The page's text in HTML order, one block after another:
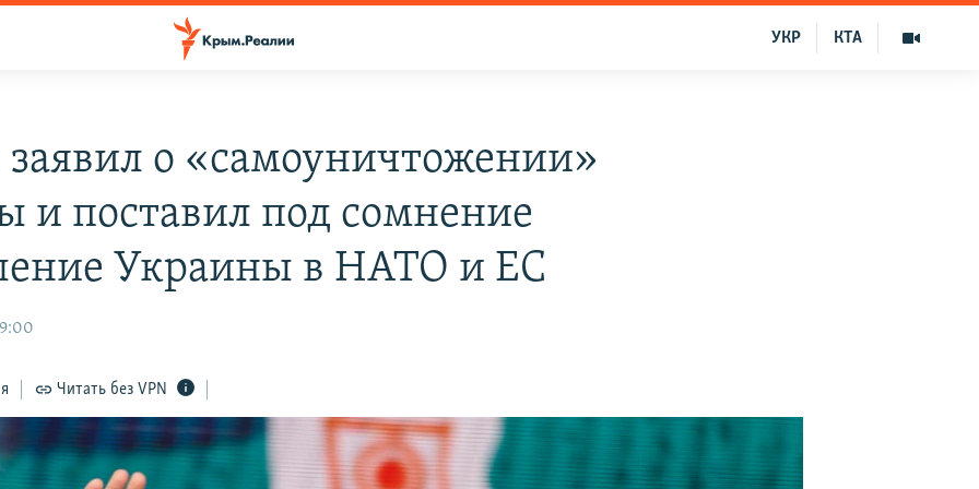
КТА
УКР
о «самоуничтожении»
и поставил под сомнение
Украины в НАТО и ЕС
Читать без VPN